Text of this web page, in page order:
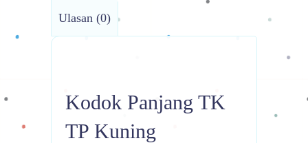
Ulasan (0)
Kodok Panjang TK
TP Kuning